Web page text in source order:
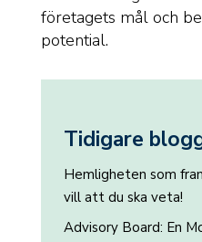
företagets mål och
potential.
Tidigare
Hemligheten som
vill att du ska veta!
Advisory Board: En